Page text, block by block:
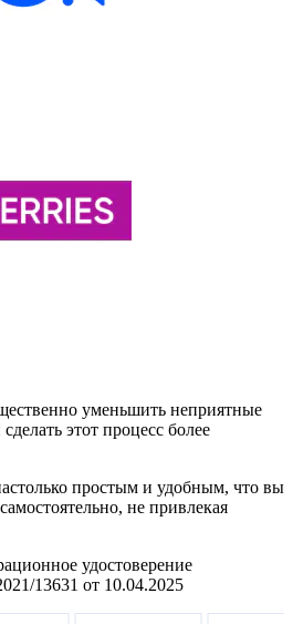
уменьшить неприятные
этот процесс более
простым и удобным, что вы
не привлекая
удостоверение
13631 от 10.04.2025